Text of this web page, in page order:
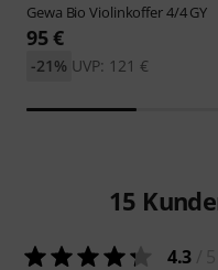
Gewa Bio Violinkoffer 4/4 GY
95 €
UVP: 121 €
-21%
15
4.3